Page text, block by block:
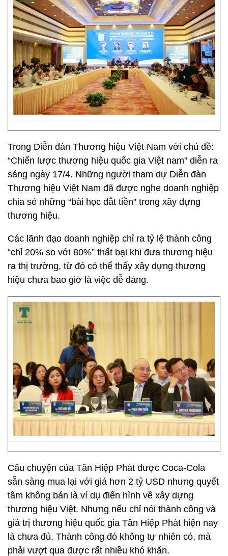
Trong Diễn đàn Thương hiệu Việt Nam với chủ đề:
“Chiến lược thương hiệu quốc gia Việt nam” diễn ra
sáng ngày 17/4. Những người tham dự Diễn đàn
Thương hiệu Việt Nam đã được nghe doanh nghiệp
chia sẻ những “bài học đắt tiền” trong xây dựng
thương hiệu.
Các lãnh đạo doanh nghiệp chỉ ra tỷ lệ thành công
“chỉ 20% so với 80%” thất bại khi đưa thương hiệu
ra thị trường, từ đó có thể thấy xây dựng thương
hiệu chưa bao giờ là việc dễ dàng.
Câu chuyện của Tân Hiệp Phát được Coca-Cola
sẵn sàng mua lại với giá hơn 2 tỷ USD nhưng quyết
tâm không bán là ví dụ điển hình về xây dựng
thương hiệu Việt. Nhưng nếu chỉ nói thành công và
giá trị thương hiệu quốc gia Tân Hiệp Phát hiện nay
là chưa đủ. Thành công đó không tự nhiên có, mà
phải vượt qua được rất nhiều khó khăn.